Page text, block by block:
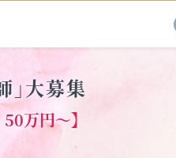
」大募集
万円～】